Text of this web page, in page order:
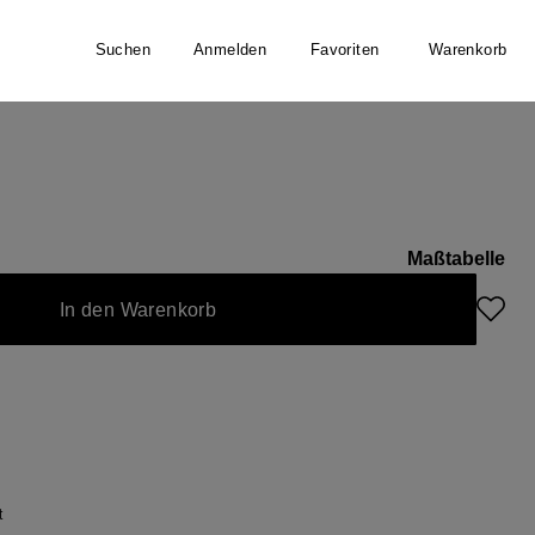
Suchen Anmelden Favoriten Warenkorb
Maßtabelle
In den Warenkorb